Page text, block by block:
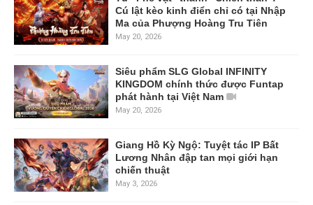
Cú lật kèo kinh điển chỉ có tại Nhập
Ma của Phượng Hoàng Tru Tiên
May 20, 2026
Siêu phẩm SLG Global INFINITY
KINGDOM chính thức được Funtap
phát hành tại Việt Nam
May 20, 2026
Giang Hồ Kỳ Ngộ: Tuyệt tác IP Bất
Lương Nhân đập tan mọi giới hạn
chiến thuật
May 3, 2026